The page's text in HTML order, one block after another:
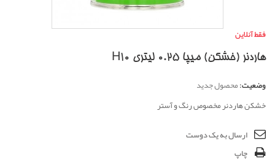
فقط آنلاین
هاردنر (خشکن) میپا 0.25 لیتری H10
وضعیت:محصول جدید
خشکن هاردنر مخصوص رنگ و آستر
ارسال به یک دوست
چاپ